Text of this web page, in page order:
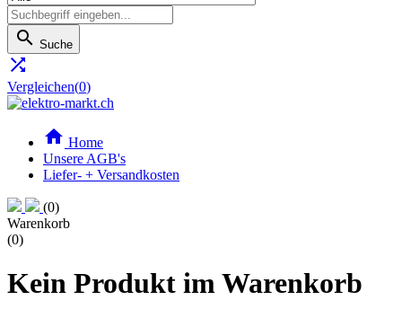
 Suche

Vergleichen(0)
 Home
Unsere AGB's
Liefer- + Versandkosten
(0)
Warenkorb
(0)
Kein Produkt im Warenkorb